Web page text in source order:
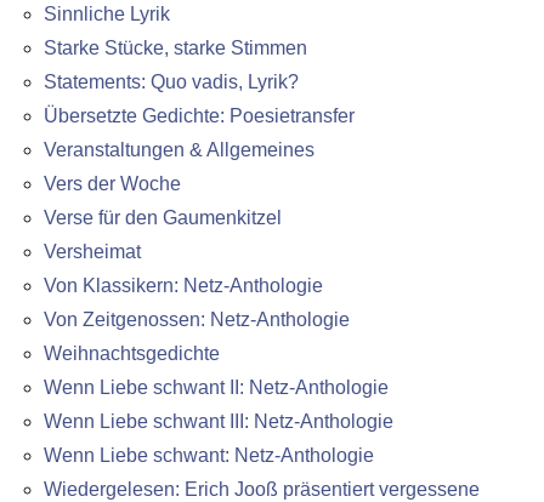
Sinnliche Lyrik
Starke Stücke, starke Stimmen
Statements: Quo vadis, Lyrik?
Übersetzte Gedichte: Poesietransfer
Veranstaltungen & Allgemeines
Vers der Woche
Verse für den Gaumenkitzel
Versheimat
Von Klassikern: Netz-Anthologie
Von Zeitgenossen: Netz-Anthologie
Weihnachtsgedichte
Wenn Liebe schwant II: Netz-Anthologie
Wenn Liebe schwant III: Netz-Anthologie
Wenn Liebe schwant: Netz-Anthologie
Wiedergelesen: Erich Jooß präsentiert vergessene